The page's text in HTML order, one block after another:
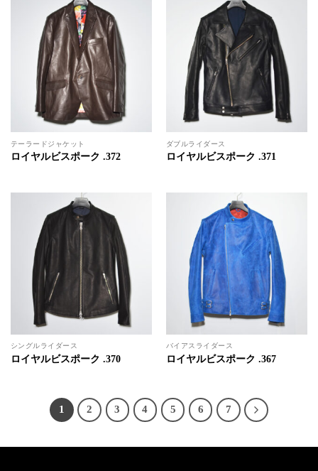
テーラードジャケット
ロイヤルビスポーク .372
ダブルライダース
ロイヤルビスポーク .371
シングルライダース
ロイヤルビスポーク .370
バイアスライダース
ロイヤルビスポーク .367
1 2 3 4 5 6 7